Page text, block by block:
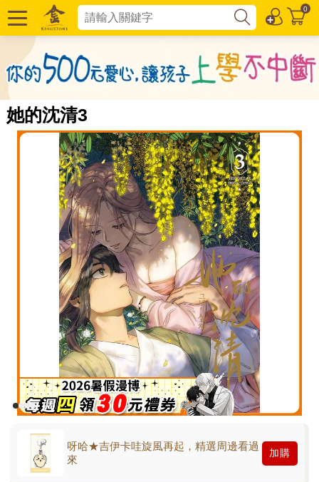
0
她的沈清3
呀哈★吉伊卡哇旋風再起，精選周邊看過
來
加購